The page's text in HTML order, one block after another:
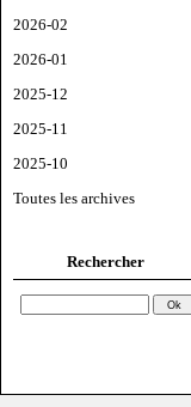
2026-02
2026-01
2025-12
2025-11
2025-10
Toutes les archives
Rechercher